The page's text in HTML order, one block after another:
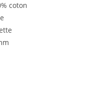
coton